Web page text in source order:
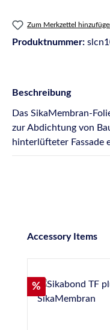
Zum Merkzettel
Produktnummer:
Beschreibung
Das SikaMembran-
zur Abdichtung von
hinterlüfteter Fassade
Produktgalerie
Accessory Items
Rabatt
%